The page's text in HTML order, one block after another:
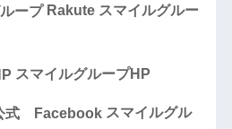
Rakute スマイルグルー
スマイルグループHP
スマイルグル